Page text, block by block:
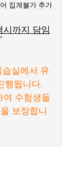
집계불가 추가
시까지 담임
실에서 유
행됩니다.
여 수험생들
보장합니